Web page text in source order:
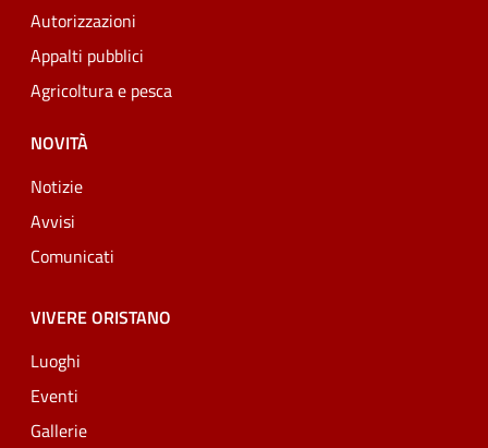
Autorizzazioni
Appalti pubblici
Agricoltura e pesca
NOVITÀ
Notizie
Avvisi
Comunicati
VIVERE ORISTANO
Luoghi
Eventi
Gallerie